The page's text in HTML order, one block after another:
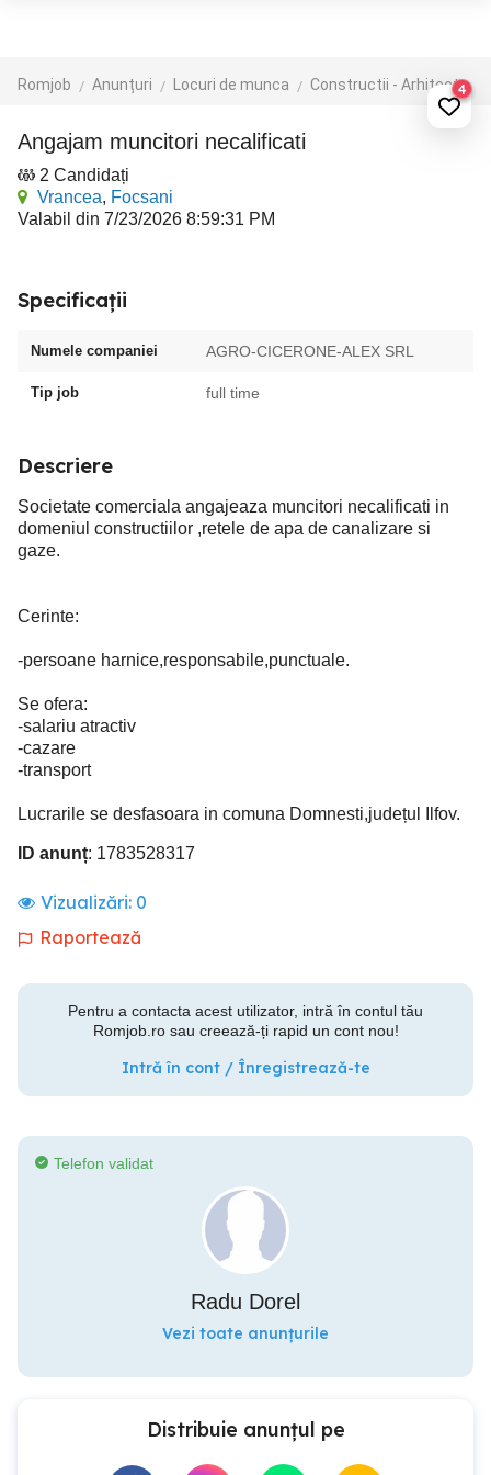
Romjob Anunțuri Locuri de munca Constructii - Arhitectura - Design4
Angajam muncitori necalificati
2 Candidați
Vrancea, Focsani
Valabil din 7/23/2026 8:59:31 PM
Specificații
Numele companiei AGRO-CICERONE-ALEX SRL
Tip job full time
Descriere
Societate comerciala angajeaza muncitori necalificati in
domeniul constructiilor ,retele de apa de canalizare si
gaze.
Cerinte:
-persoane harnice,responsabile,punctuale.
Se ofera:
-salariu atractiv
-cazare
-transport
Lucrarile se desfasoara in comuna Domnesti,județul Ilfov.
ID anunț: 1783528317
Vizualizări: 0
Raportează
Pentru a contacta acest utilizator, intră în contul tău
Romjob.ro sau creează-ți rapid un cont nou!
Intră în cont / Înregistrează-te
Telefon validat
Radu Dorel
Vezi toate anunțurile
Distribuie anunțul pe